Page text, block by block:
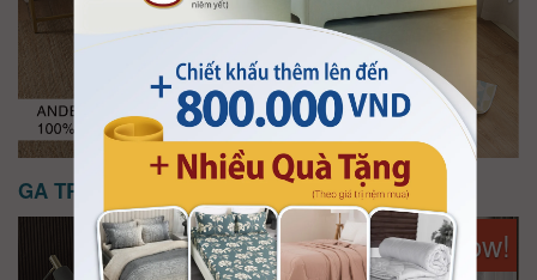
GA TRẢI GIƯỜNG KYMDAN SERENITY
Available Now!